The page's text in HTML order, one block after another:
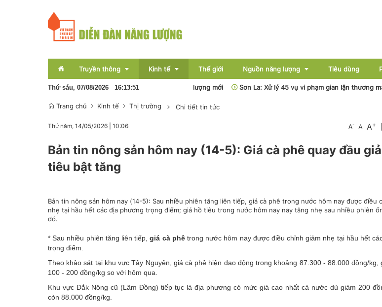
Truyền thông Kinh tế
Bất động sản
Thế giới Nguồn năng lượng
Than - Khoáng sản
Tiêu dùng
Pin lưu trữ sẽ hình thành nền kinh tế năng lượng mới Sơn La: Xử lý 45 vụ vi phạm gian lận thương mại,
Thứ sáu, 07/08/2026 16:13:52
Trang chủ Kinh tế Thị trường Chi tiết tin tức
Thứ năm, 14/05/2026 10:06 A- A A+
Bản tin nông sản hôm nay (14-5): Giá cà phê quay đầu
tiêu bật tăng
Bản tin nông sản hôm nay (14-5): Sau nhiều phiên tăng liên tiếp, giá cà phê trong nước hôm nay được điều
nhẹ tại hầu hết các địa phương trọng điểm; giá hồ tiêu trong nước hôm nay nay tăng nhẹ sau nhiều phiên
đó.
* Sau nhiều phiên tăng liên tiếp,giá cà phêtrong nước hôm nay được điều chỉnh giảm nhẹ tại hầu hết
trọng điểm.
Theo khảo sát tại khu vực Tây Nguyên, giá cà phê hiện dao động trong khoảng 87.300 - 88.000 đồng/kg,
100 - 200 đồng/kg so với hôm qua.
Khu vực Đắk Nông cũ (Lâm Đồng) tiếp tục là địa phương có mức giá cao nhất cả nước dù giảm 200
còn 88.000 đồng/kg.